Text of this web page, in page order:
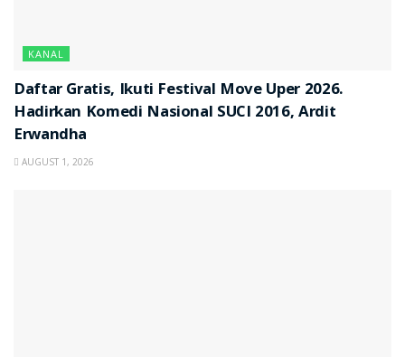
KANAL
Daftar Gratis, Ikuti Festival Move Uper 2026.
Hadirkan Komedi Nasional SUCI 2016, Ardit
Erwandha
AUGUST 1, 2026